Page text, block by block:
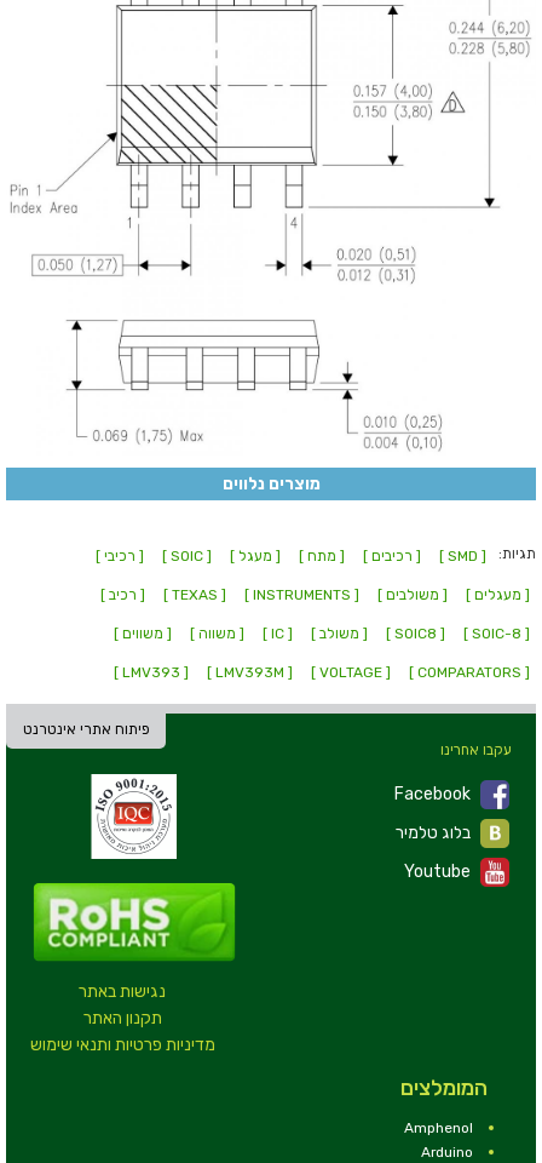
מוצרים נלווים
תגיות: [ SMD ] [ רכיבים ] [ מתח ] [ מעגל ] [ SOIC ] [ רכיבי ]
[ מעגלים ] [ משולבים ] [ INSTRUMENTS ]
[ TEXAS ] [ רכיב ]
[ SOIC-8 ]
[ SOIC8 ] [ משולב ] [ IC ] [ משווה ] [ משווים ]
[ COMPARATORS ]
[ VOLTAGE ]
[ LMV393M ]
[ LMV393 ]
פיתוח אתרי אינטרנט
נגישות באתר
תקנון האתר
מדיניות פרטיות ותנאי שימוש
עקבו אחרינו
Facebook
Youtube
המומלצים
Amphenol
Arduino